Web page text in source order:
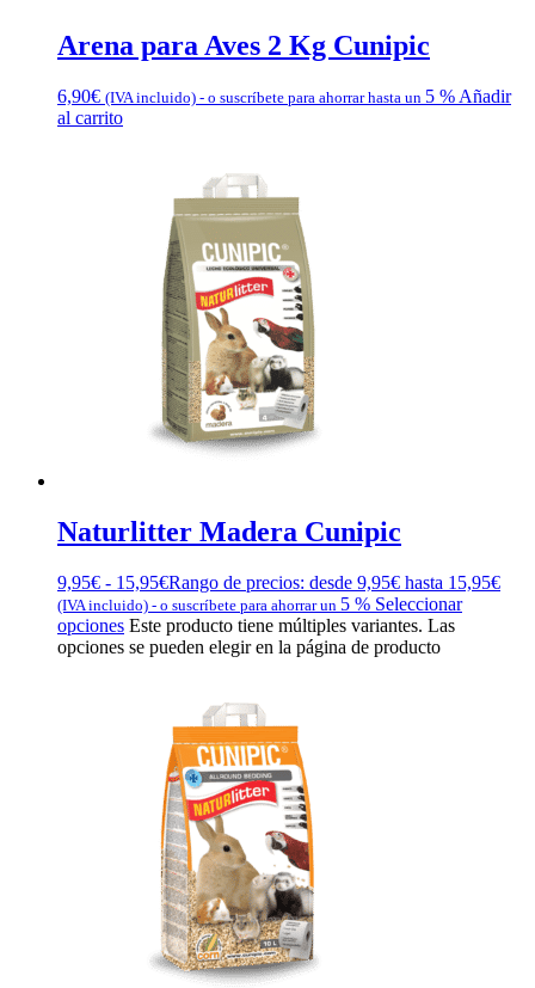
Arena para Aves 2 Kg Cunipic
6,90€ (IVA incluido) - o suscríbete para ahorrar hasta un 5 % Añadir
al carrito
Naturlitter Madera Cunipic
9,95€ - 15,95€Rango de precios: desde 9,95€ hasta 15,95€
(IVA incluido) - o suscríbete para ahorrar un 5 % Seleccionar
opciones Este producto tiene múltiples variantes. Las
opciones se pueden elegir en la página de producto